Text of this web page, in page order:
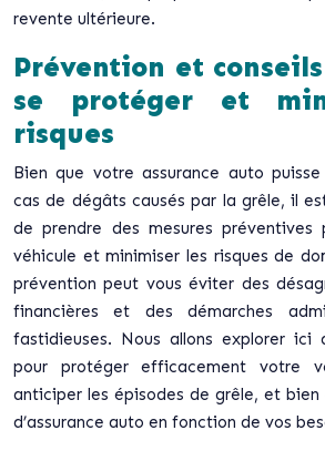
revente ultérieure.
Prévention et
se protéger et
risques
Bien que votre assurance auto
cas de dégâts causés par la grêle, il
de prendre des mesures préventives
véhicule et minimiser les risques de
prévention peut vous éviter des
financières et des démarches
fastidieuses. Nous allons explorer ici
pour protéger efficacement votre
anticiper les épisodes de grêle, et
d’assurance auto en fonction de vos